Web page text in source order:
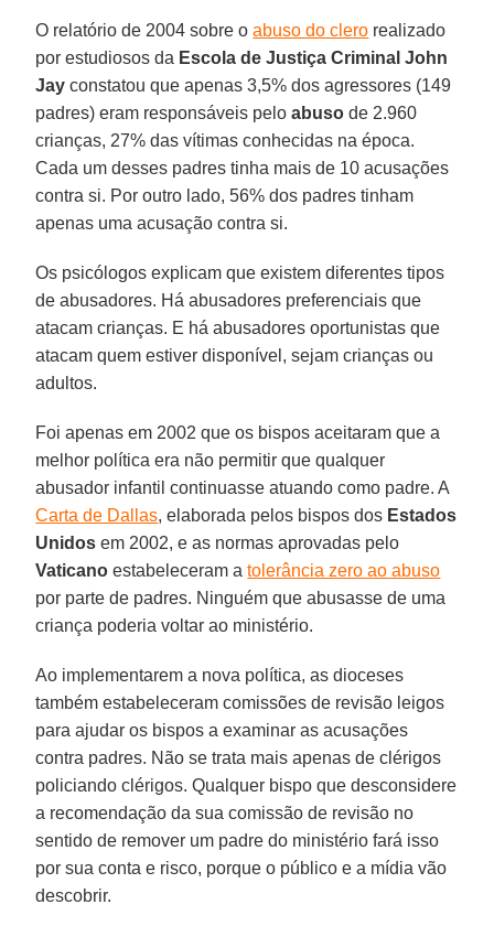
O relatório de 2004 sobre oabuso do clero realizado
por estudiosos da Escola de Justiça Criminal John
Jay constatou que apenas 3,5% dos agressores (149
padres) eram responsáveis peloabuso de 2.960
crianças, 27% das vítimas conhecidas na época.
Cada um desses padres tinha mais de 10 acusações
contra si. Por outro lado, 56% dos padres tinham
apenas uma acusação contra si.
Os psicólogos explicam que existem diferentes tipos
de abusadores. Há abusadores preferenciais que
atacam crianças. E há abusadores oportunistas que
atacam quem estiver disponível, sejam crianças ou
adultos.
Foi apenas em 2002 que os bispos aceitaram que a
melhor política era não permitir que qualquer
abusador infantil continuasse atuando como padre. A
Carta de Dallas, elaborada pelos bispos dos Estados
Unidos em 2002, e as normas aprovadas pelo
Vaticano estabeleceram atolerância zero ao abuso
por parte de padres. Ninguém que abusasse de uma
criança poderia voltar ao ministério.
Ao implementarem a nova política, as dioceses
também estabeleceram comissões de revisão leigos
para ajudar os bispos a examinar as acusações
contra padres. Não se trata mais apenas de clérigos
policiando clérigos. Qualquer bispo que desconsidere
a recomendação da sua comissão de revisão no
sentido de remover um padre do ministério fará isso
por sua conta e risco, porque o público e a mídia vão
descobrir.